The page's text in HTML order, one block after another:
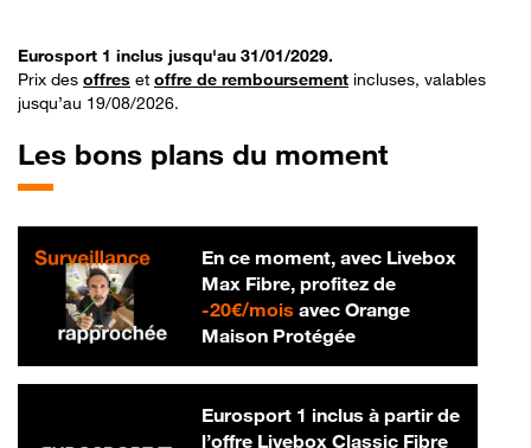
Eurosport 1 inclus jusqu'au 31/01/2029.
Prix des offres et offre de remboursement incluses, valables
jusqu’au 19/08/2026.
Les bons plans du moment
En ce moment, avec Livebox
Max Fibre, profitez de
-20€/mois20 € par mois
avec Orange
Maison Protégée
Eurosport 1 inclus à partir de
l’offre Livebox Classic Fibre